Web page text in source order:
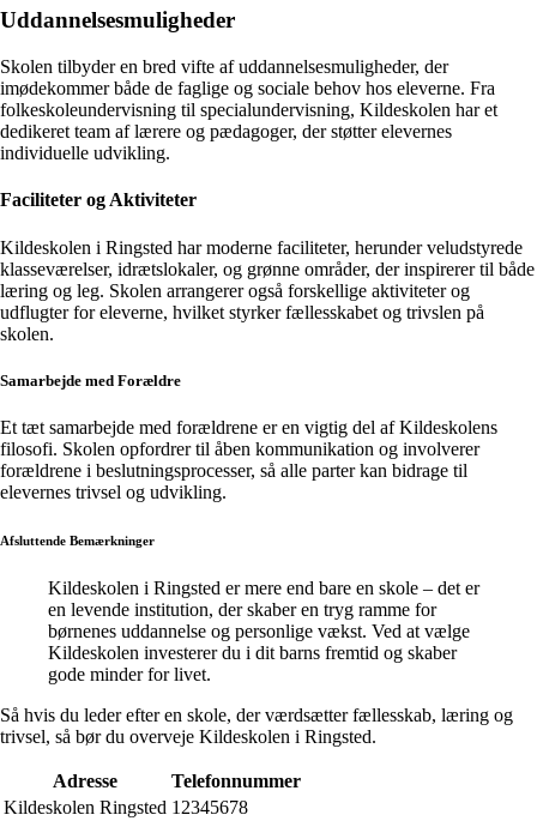
Uddannelsesmuligheder
Skolen tilbyder en bred vifte af uddannelsesmuligheder, der
imødekommer både de faglige og sociale behov hos eleverne. Fra
folkeskoleundervisning til specialundervisning, Kildeskolen har et
dedikeret team af lærere og pædagoger, der støtter elevernes
individuelle udvikling.
Faciliteter og Aktiviteter
Kildeskolen i Ringsted har moderne faciliteter, herunder veludstyrede
klasseværelser, idrætslokaler, og grønne områder, der inspirerer til både
læring og leg. Skolen arrangerer også forskellige aktiviteter og
udflugter for eleverne, hvilket styrker fællesskabet og trivslen på
skolen.
Samarbejde med Forældre
Et tæt samarbejde med forældrene er en vigtig del af Kildeskolens
filosofi. Skolen opfordrer til åben kommunikation og involverer
forældrene i beslutningsprocesser, så alle parter kan bidrage til
elevernes trivsel og udvikling.
Afsluttende Bemærkninger
Kildeskolen i Ringsted er mere end bare en skole – det er
en levende institution, der skaber en tryg ramme for
børnenes uddannelse og personlige vækst. Ved at vælge
Kildeskolen investerer du i dit barns fremtid og skaber
gode minder for livet.
Så hvis du leder efter en skole, der værdsætter fællesskab, læring og
trivsel, så bør du overveje Kildeskolen i Ringsted.
Adresse
Telefonnummer
Kildeskolen Ringsted 12345678